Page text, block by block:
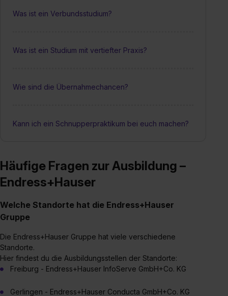
Was ist ein Verbundsstudium?
Was ist ein Studium mit vertiefter Praxis?
Wie sind die Übernahmechancen?
Kann ich ein Schnupperpraktikum bei euch machen?
Häufige Fragen zur Ausbildung –
Endress+Hauser
Welche Standorte hat die Endress+Hauser
Gruppe
Die Endress+Hauser Gruppe hat viele verschiedene
Standorte.
Hier findest du die Ausbildungsstellen der Standorte:
Freiburg - Endress+Hauser InfoServe GmbH+Co. KG
Gerlingen - Endress+Hauser Conducta GmbH+Co. KG